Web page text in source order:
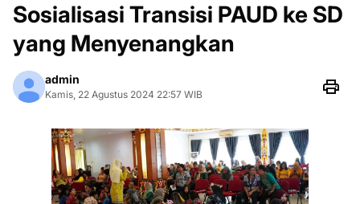
Sosialisasi Transisi PAUD ke SD
yang Menyenangkan
admin
Kamis, 22 Agustus 2024 22:57 WIB